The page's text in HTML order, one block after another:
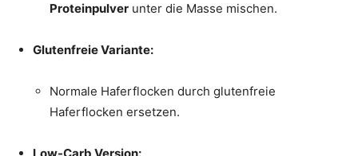
Proteinpulver unter die Masse mischen.
Glutenfreie Variante:
Normale Haferflocken durch glutenfreie
Haferflocken ersetzen.